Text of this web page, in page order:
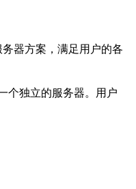
器方案，满足用户的各
个独立的服务器。用户